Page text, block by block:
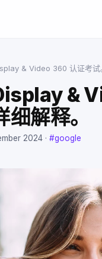
& Video 360 认证考试
&
解释。
2024 · #google